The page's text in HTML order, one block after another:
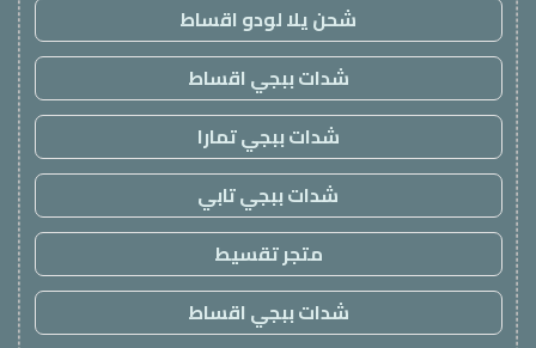
شحن يلا لودو اقساط
شدات ببجي اقساط
شدات ببجي تمارا
شدات ببجي تابي
متجر تقسيط
شدات ببجي اقساط